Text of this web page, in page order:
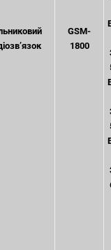
GSM-
1800